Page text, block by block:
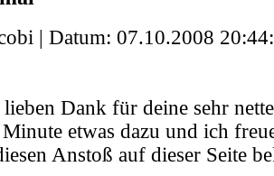
| Datum: 07.10.2008
Dank für deine sehr
etwas dazu und ich
Anstoß auf dieser Seite